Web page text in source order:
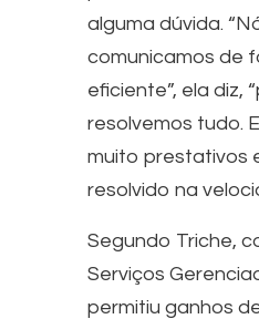
alguma dúvida.
comunicamos de
eficiente”, ela diz,
resolvemos tudo.
muito prestativos
resolvido na
Segundo Triche,
Serviços
permitiu ganhos